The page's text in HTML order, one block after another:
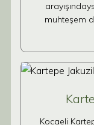
muhteşem
Kocaeli